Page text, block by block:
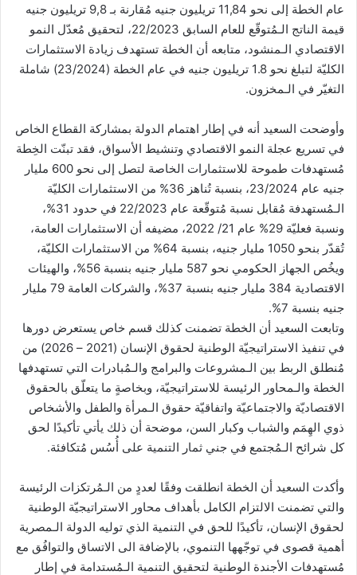
عام الخطة إلى نحو 11,84 تريليون جنيه مُقارنة بـ 9,8 تريليون جنيه
قيمة الناتج الـمُتوقّع للعام السابق 22/2023، لتحقيق مُعدّل النمو
الاقتصادي الـمنشود، متابعه أن الخطة تستهدف زيادة الاستثمارات
الكليّة لتبلغ نحو 1.8 تريليون جنيه في عام الخطة (23/2024) شاملة
التغيّر في الـمخزون.
وأوضحت السعيد أنه في إطار اهتمام الدولة بمشاركة القطاع الخاص
في تسريع عجلة النمو الاقتصادي وتنشيط الأسواق، فقد تبنّت الخِطة
مُستهدفات طموحة للاستثمارات الخاصة لتصل إلى نحو 600 مليار
جنيه عام 23/2024، بنسبة تُناهز 36% من الاستثمارات الكليّة
الـمُستهدفة مُقابل نسبة مُتوقّعة عام 22/2023 في حدود 31%،
ونسبة فعليّة 29% عام 21/ 2022، مضيفه أن الاستثمارات العامة،
تُقدّر بنحو 1050 مليار جنيه، بنسبة 64% من الاستثمارات الكليّة،
ويخُص الجهاز الحكومي نحو 587 مليار جنيه بنسبة 56%، والهيئات
الاقتصادية 384 مليار جنيه بنسبة 37%، والشركات العامة 79 مليار
جنيه بنسبة 7%.
وتابعت السعيد أن الخطة تضمنت كذلك قسم خاص يستعرض دورها
في تنفيذ الاستراتيجيّة الوطنية لحقوق الإنسان (2021 – 2026) من
مُنطلق الربط بين الـمشروعات والبرامج والـمُبادرات التي تستهدفها
الخطة والـمحاور الرئيسة للاستراتيجيّة، وبخاصةٍ ما يتعلّق بالحقوق
الاقتصاديّة والاجتماعيّة واتفاقيّة حقوق الـمرأة والطفل والأشخاص
ذوي الهِمَم والشباب وكبار السن، موضحة أن ذلك يأتي تأكيدًا لحق
كل شرائح الـمُجتمع في جني ثمار التنمية على أُسُس مُتكافئة.
وأكدت السعيد أن الخطة انطلقت وفقًا لعددٍ من الـمُرتكزات الرئيسة
والتي تضمنت الالتزام الكامل بأهداف محاور الاستراتيجيّة الوطنية
لحقوق الإنسان، تأكيدًا للحق في التنمية الذي توليه الدولة الـمصرية
أهمية قصوى في توجّهها التنموي، بالإضافة الى الاتساق والتوافُق مع
مُستهدفات الأجندة الوطنية لتحقيق التنمية الـمُستدامة في إطار